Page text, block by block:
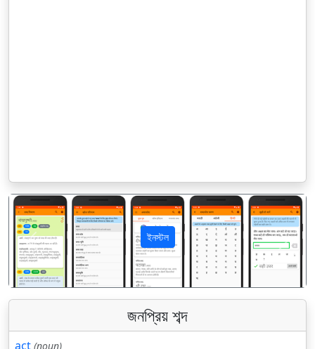
ইনস্টল
पिछला अगला
জনপ্রিয় শব্দ
act (noun)